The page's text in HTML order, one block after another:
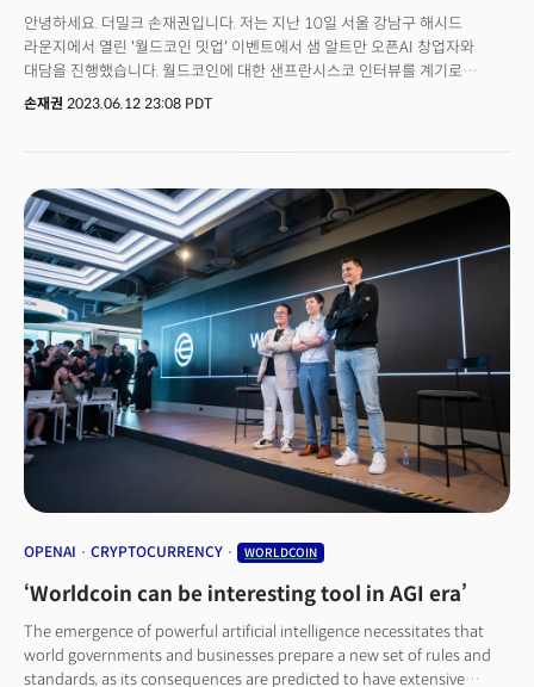
월드ID소프트웨어개발키트(SDK)도 공개했다. 월드코인프로토콜을 사용해 웹
및 모바일 애플리케이션 생성을 지원하는 도구다.알렉스 브라니아(Alex
Blania) 월드코인 공동창업자는 “우리는 독특한 기술을 통해 배경, 지역,
소득에 관계없이 전 세계 누구나 디지털 및 글로벌 경제에 대한 액세스를
제공하는 것을 목표로 한다”고 말했다.
안녕하세요. 더밀크 손재권입니다. 저는 지난 10일 서울 강남구 해시드
라운지에서 열린 '월드코인 밋업' 이벤트에서 샘 알트만 오픈AI 창업자와
대담을 진행했습니다. 월드코인에 대한 샌프란시스코 인터뷰를 계기로
월드코인 측으로 부터 대담 사회를 제안 받아 성사됐습니다. 월드코인 측으로
나섰거든요. 샘 알트만과 오픈AI의 '월드투어' 이벤트 중 월드코인 밋업이
개최된 것은 한국이 처음이었습니다. 확인해보니 앞으로 예정된 일정은 아직
없다고 합니다. 이대로 마치게 되면 샘 알트만이 월드코인 공동창업자로서
월드투어 중 등장한 처음이자 마지막 이벤트가 될 것입니다. 샘 알트만은
오픈AI 를 창업한 후 기하급수적으로 '스스로' 발전하는 AI 기술을 보면서
인공지능이 향후 큰 사회 문제를 야기할 것으로 봤고 그 문제를 해결하기 위해
몇몇 스타트업을 공동 창업하거나 투자를 했습니다. 그는 세계 최대 스타트업
엑셀러레이터인 Y콤비네이터의 대표를 지냈습니다. 문제를 발견하고 이를
'스타트업' 투자, 발굴, 육성을 통해 해결하겠다는 의지와 방법론이 체화된
인물입니다. 월드코인은 그 중 하나입니다. 때문에 오픈AI의 월드투어 중에
'월드코인' 밋업 이벤트를 열었고 이 자리에서는 보편적기본소득(Universal
Basic Income, UBI)에 대해 집중적으로 질문이 오갔습니다.
손재권 2023.06.12 23:08 PDT
OPENAI CRYPTOCURRENCY WORLDCOIN
‘Worldcoin can be interesting tool in AGI era’
The emergence of powerful artificial intelligence necessitates that
world governments and businesses prepare a new set of rules and
standards, as its consequences are predicted to have extensive